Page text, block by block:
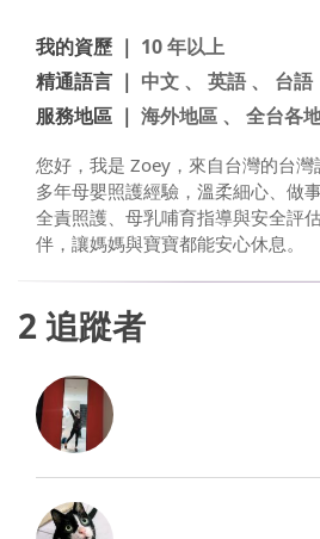
我的資歷 ｜ 10 年以上
精通語言 ｜ 中文 、 英語 、 台語
服務地區 ｜ 海外地區 、 全台各
您好，我是 Zoey，來自台灣的台
多年母嬰照護經驗，溫柔細心、做
全責照護、母乳哺育指導與安全評
伴，讓媽媽與寶寶都能安心休息。
2 追蹤者